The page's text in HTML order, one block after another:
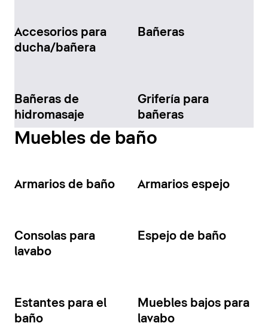
Accesorios para
ducha/bañera
Bañeras
Bañeras de
hidromasaje
Grifería para
bañeras
Muebles de baño
Armarios de baño Armarios espejo
Consolas para
lavabo
Espejo de baño
Estantes para el
baño
Muebles bajos para
lavabo